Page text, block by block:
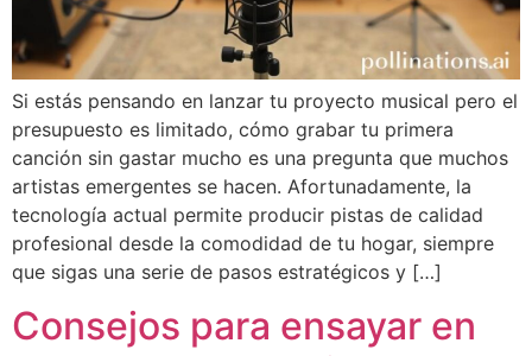
Si estás pensando en lanzar tu proyecto musical pero el
presupuesto es limitado, cómo grabar tu primera
canción sin gastar mucho es una pregunta que muchos
artistas emergentes se hacen. Afortunadamente, la
tecnología actual permite producir pistas de calidad
profesional desde la comodidad de tu hogar, siempre
que sigas una serie de pasos estratégicos y […]
Consejos para ensayar en